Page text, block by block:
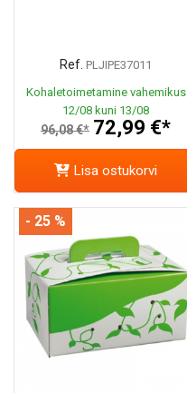
Ref. PLJIPE37011
Kohaletoimetamine vahemikus
12/08 kuni 13/08
96,08 €* 72,99 €*
Lisa ostukorvi
- 25 %